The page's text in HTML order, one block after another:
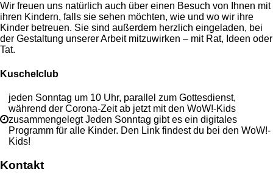
Wir freuen uns natürlich auch über einen Besuch von Ihnen mit
ihren Kindern, falls sie sehen möchten, wie und wo wir ihre
Kinder betreuen. Sie sind außerdem herzlich eingeladen, bei
der Gestaltung unserer Arbeit mitzuwirken – mit Rat, Ideen oder
Tat.
Kuschelclub
jeden Sonntag um 10 Uhr, parallel zum Gottesdienst,
während der Corona-Zeit ab jetzt mit den WoW!-Kids
zusammengelegt Jeden Sonntag gibt es ein digitales
Programm für alle Kinder. Den Link findest du bei den WoW!-
Kids!
Kontakt